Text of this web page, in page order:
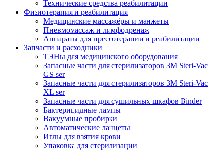
Технические средства реабилитации
Физиотерапия и реабилитация
Медицинские массажёры и манжеты
Пневмомассаж и лимфодренаж
Аппараты для прессотерапии и реабилитации
Запчасти и расходники
ТЭНы для медицинского оборудования
Запасные части для стерилизаторов 3M Steri-Vac
GS ser
Запасные части для стерилизаторов 3М Steri-Vac
XL ser
Запасные части для сушильных шкафов Binder
Бактерицидные лампы
Вакуумные пробирки
Автоматические ланцеты
Иглы для взятия крови
Упаковка для стерилизации